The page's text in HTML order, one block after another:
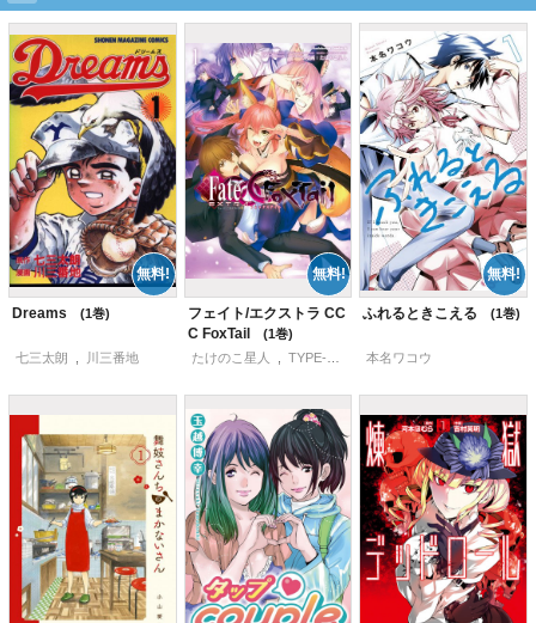
Dreams 1
七三太朗 , 川三番地
フェイト/エクストラ CC
C FoxTail
1
たけのこ星人
, TYPE-MOON/マーベラスAQL
ふれるときこえる 1
本名ワコウ